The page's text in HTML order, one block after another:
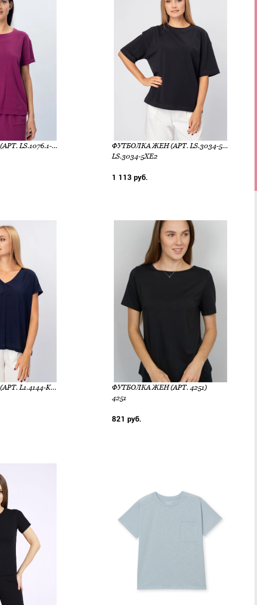
ФУТБОЛКА ЖЕН (АРТ. LS.1076.1-6XE9)
ФУТБОЛКА ЖЕН (АРТ. LS.3034-5XE2)
LS.3034-5XE2
1 113 руб.
ФУТБОЛКА ЖЕН (АРТ. L1.4144-K3+S3)
ФУТБОЛКА ЖЕН (АРТ. 4251)
4251
821 руб.